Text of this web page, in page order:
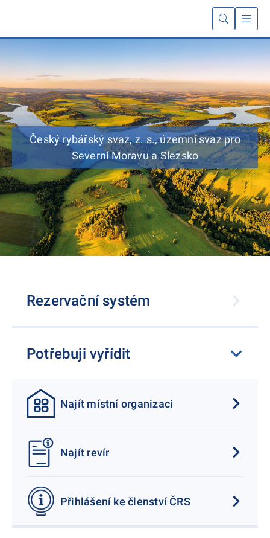
Český rybářský svaz, z. s., územní svaz pro
Severní Moravu a Slezsko
Rezervační systém
Potřebuji vyřídit
Najít místní organizaci
Najít revír
Přihlášení ke členství ČRS